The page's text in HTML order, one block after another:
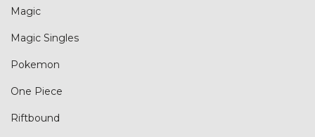
Magic
Magic Singles
Pokemon
One Piece
Riftbound